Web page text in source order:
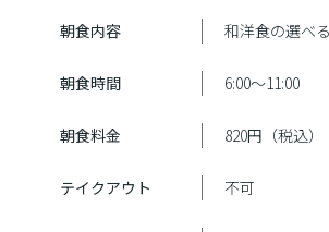
朝食内容 和洋食の選べ
朝食時間 6:00～11:00
朝食料金 820円（税込）
テイクアウト 不可